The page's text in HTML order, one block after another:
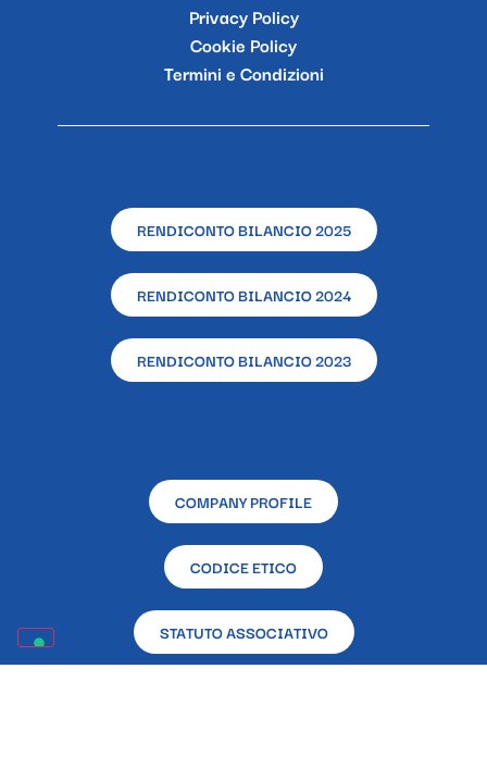
Privacy Policy
Cookie Policy
Termini e Condizioni
RENDICONTO BILANCIO 2025
RENDICONTO BILANCIO 2024
RENDICONTO BILANCIO 2023
COMPANY PROFILE
CODICE ETICO
STATUTO ASSOCIATIVO